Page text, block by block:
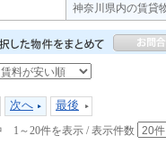
神奈川県内の賃貸
次へ 最後
1～20件を表示 / 表示件数